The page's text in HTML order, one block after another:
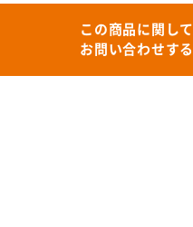
この商品に関して
お問い合わせする